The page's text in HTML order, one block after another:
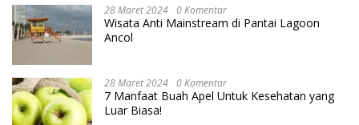
28 Maret 2024 0 Komentar
Wisata Anti Mainstream di Pantai Lagoon
Ancol
28 Maret 2024 0 Komentar
7 Manfaat Buah Apel Untuk Kesehatan yang
Luar Biasa!